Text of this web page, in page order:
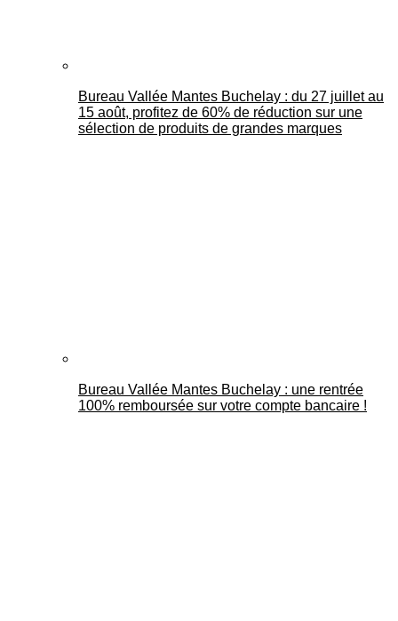
Bureau Vallée Mantes Buchelay : du 27 juillet au
15 août, profitez de 60% de réduction sur une
sélection de produits de grandes marques
Bureau Vallée Mantes Buchelay : une rentrée
100% remboursée sur votre compte bancaire !